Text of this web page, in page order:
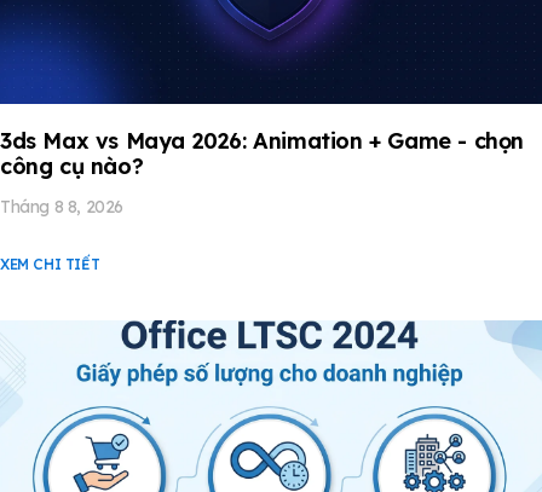
3ds Max vs Maya 2026: Animation + Game - chọn
công cụ nào?
Tháng 8 8, 2026
XEM CHI TIẾT